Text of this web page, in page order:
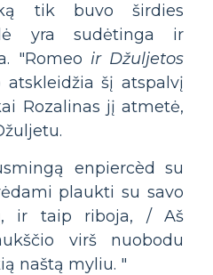
tik buvo širdies
yra sudėtinga ir
"Romeo ir Džuljetos
atskleidžia šį atspalvį
Rozalinas jį atmetė,
enpiercèd su
plaukti su savo
ir taip riboja, / Aš
virš nuobodu
naštą myliu. "